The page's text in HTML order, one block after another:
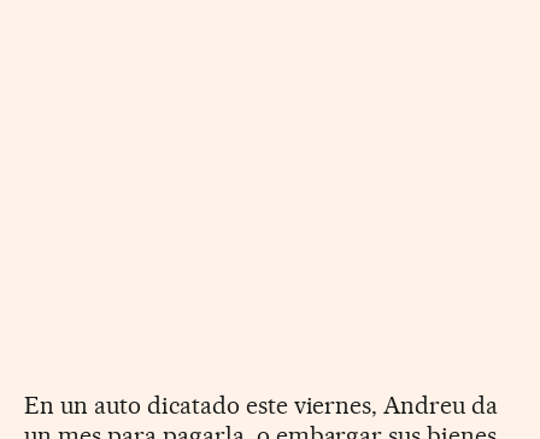
En un auto dicatado este viernes, Andreu da